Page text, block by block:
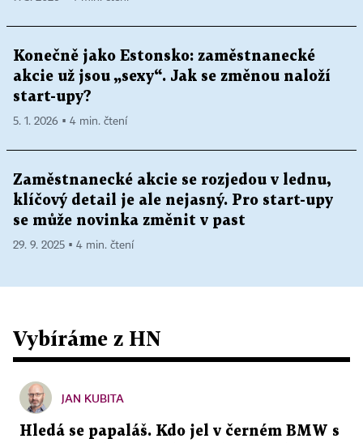
Konečně jako Estonsko: zaměstnanecké
akcie už jsou „sexy“. Jak se změnou naloží
start-upy?
5. 1. 2026 ▪ 4 min. čtení
Zaměstnanecké akcie se rozjedou v lednu,
klíčový detail je ale nejasný. Pro start-upy
se může novinka změnit v past
29. 9. 2025 ▪ 4 min. čtení
Vybíráme z HN
JAN KUBITA
Hledá se papaláš. Kdo jel v černém BMW s